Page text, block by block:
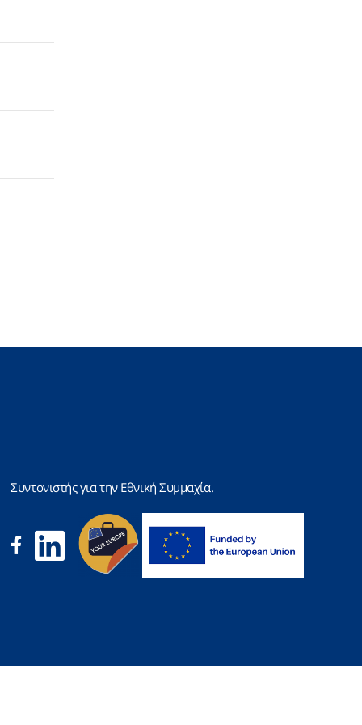
Συντονιστής για την Εθνική Συμμαχία.